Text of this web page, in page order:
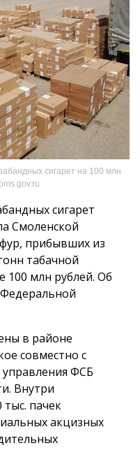
сигарет на 100 млн
сигарет
Смоленской
прибывших из
табачной
100 млн рублей. Об
в районе
совместно с
ФСБ
Внутри
пачек
акцизных